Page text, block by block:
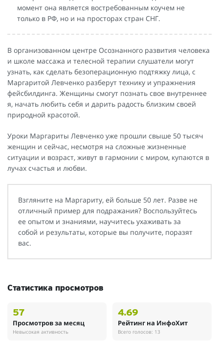
момент она является востребованным коучем не
только в РФ, но и на просторах стран СНГ.
В организованном центре Осознанного развития человека
и школе массажа и телесной терапии слушатели могут
узнать, как сделать безоперационную подтяжку лица, с
Маргаритой Левченко разберут технику и упражнения
фейсбилдинга. Женщины смогут познать свое внутреннее
я, начать любить себя и дарить радость близким своей
природной красотой.
Уроки Маргариты Левченко уже прошли свыше 50 тысяч
женщин и сейчас, несмотря на сложные жизненные
ситуации и возраст, живут в гармонии с миром, купаются в
лучах счастья и любви.
Взгляните на Маргариту, ей больше 50 лет. Разве не
отличный пример для подражания? Воспользуйтесь
ее опытом и знаниями, научитесь ухаживать за
собой и результаты, которые вы получите, поразят
вас.
Статистика просмотров
57
Просмотров за месяц
Невысокая активность
4.69
Рейтинг на ИнфоХит
Всего голосов: 13